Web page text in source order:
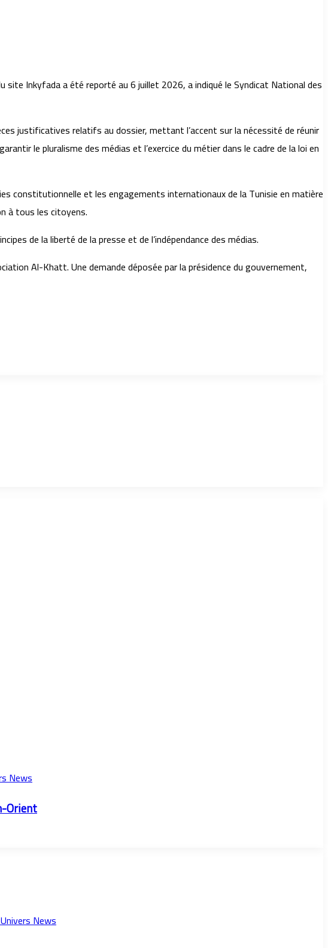
site Inkyfada a été reporté au 6 juillet 2026, a indiqué le Syndicat National des
justificatives relatifs au dossier, mettant l’accent sur la nécessité de réunir
le pluralisme des médias et l’exercice du métier dans le cadre de la loi en
constitutionnelle et les engagements internationaux de la Tunisie en matière
à tous les citoyens.
de la liberté de la presse et de l’indépendance des médias.
Al-Khatt. Une demande déposée par la présidence du gouvernement,
Orient